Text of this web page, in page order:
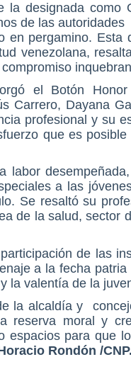
la designada como
de las
en pergamino.
venezolana,
el Botón
Carrero, Dayana
profesional y su
que es
labor
a las
Se resaltó su
de la salud, sector
de las
a la fecha
la valentía de la
la alcaldía y
reserva moral y
espacios para que
Rondón /